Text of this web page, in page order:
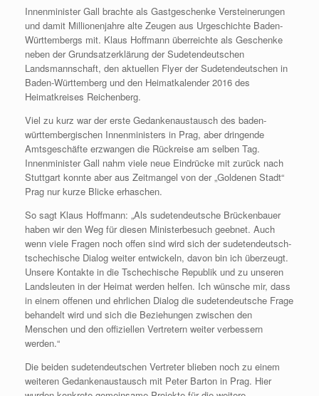
Innenminister Gall brachte als Gastgeschenke Versteinerungen
und damit Millionenjahre alte Zeugen aus Urgeschichte Baden-
Württembergs mit. Klaus Hoffmann überreichte als Geschenke
neben der Grundsatzerklärung der Sudetendeutschen
Landsmannschaft, den aktuellen Flyer der Sudetendeutschen in
Baden-Württemberg und den Heimatkalender 2016 des
Heimatkreises Reichenberg.
Viel zu kurz war der erste Gedankenaustausch des baden-
württembergischen Innenministers in Prag, aber dringende
Amtsgeschäfte erzwangen die Rückreise am selben Tag.
Innenminister Gall nahm viele neue Eindrücke mit zurück nach
Stuttgart konnte aber aus Zeitmangel von der „Goldenen Stadt“
Prag nur kurze Blicke erhaschen.
So sagt Klaus Hoffmann: „Als sudetendeutsche Brückenbauer
haben wir den Weg für diesen Ministerbesuch geebnet. Auch
wenn viele Fragen noch offen sind wird sich der sudetendeutsch-
tschechische Dialog weiter entwickeln, davon bin ich überzeugt.
Unsere Kontakte in die Tschechische Republik und zu unseren
Landsleuten in der Heimat werden helfen. Ich wünsche mir, dass
in einem offenen und ehrlichen Dialog die sudetendeutsche Frage
behandelt wird und sich die Beziehungen zwischen den
Menschen und den offiziellen Vertretern weiter verbessern
werden.“
Die beiden sudetendeutschen Vertreter blieben noch zu einem
weiteren Gedankenaustausch mit Peter Barton in Prag. Hier